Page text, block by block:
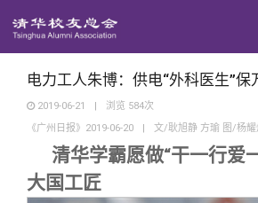
地区联络
年级联络
回馈母校
捐赠项目
媒体平台
电力工人朱博：供电“外科医生”保
2019-06-21 | 浏览 584次
《广州日报》2019-06-20
| 文/耿旭静 方瑜 图/杨耀
清华学霸愿做“干一行爱
大国工匠